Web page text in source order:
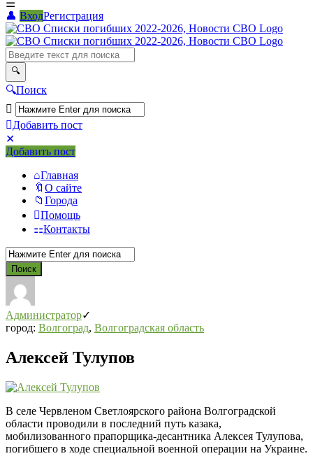
ВходРегистрация
СВО
Списки
погибших
2022-
2026,
Новости
СВО
Поиск
Добавить пост
Мобильное
меню
Добавить пост
Главная
О сайте
Города
Помощь
Контакты
Администратор
город: Волгоград, Волгоградская область
Алексей Тулупов
В селе Червленом Светлоярского района Волгоградской
области проводили в последний путь казака,
мобилизованного прапорщика-десантника Алексея Тулупова,
погибшего в ходе специальной военной операции на Украине.